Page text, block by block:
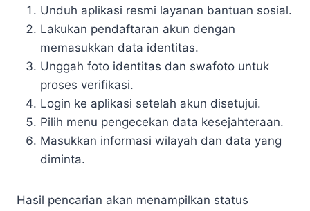
Unduh aplikasi resmi layanan bantuan sosial.
Lakukan pendaftaran akun dengan
memasukkan data identitas.
Unggah foto identitas dan swafoto untuk
proses verifikasi.
Login ke aplikasi setelah akun disetujui.
Pilih menu pengecekan data kesejahteraan.
Masukkan informasi wilayah dan data yang
diminta.
Hasil pencarian akan menampilkan status